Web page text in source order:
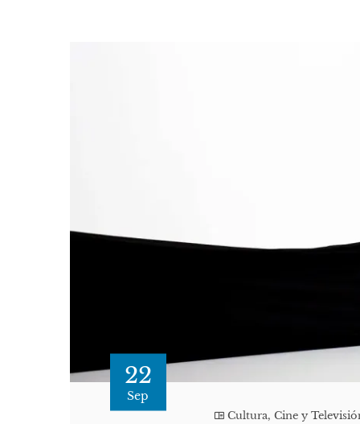
22
Sep
Cultura, Cine y